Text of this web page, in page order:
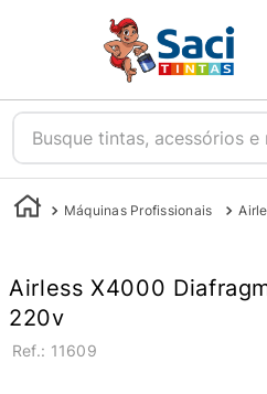
Busque tintas, acessórios e
Máquinas Profissionais
Airless X4000
220v
: 11609